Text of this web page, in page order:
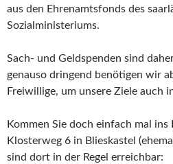
aus den Ehrenamtsfonds des
Sozialministeriums.
Sach- und Geldspenden sind
genauso dringend benötigen wir
Freiwillige, um unsere Ziele auch
Kommen Sie doch einfach mal
Klosterweg 6 in Blieskastel
sind dort in der Regel erreichbar: